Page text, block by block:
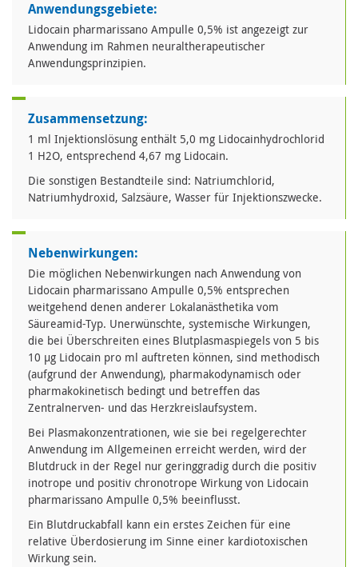
Anwendungsgebiete:
Lidocain pharmarissano Ampulle 0,5% ist angezeigt zur
Anwendung im Rahmen neuraltherapeutischer
Anwendungsprinzipien.
Zusammensetzung:
1 ml Injektionslösung enthält 5,0 mg Lidocainhydrochlorid
1 H2O, entsprechend 4,67 mg Lidocain.
Die sonstigen Bestandteile sind: Natriumchlorid,
Natriumhydroxid, Salzsäure, Wasser für Injektionszwecke.
Nebenwirkungen:
Die möglichen Nebenwirkungen nach Anwendung von
Lidocain pharmarissano Ampulle 0,5% entsprechen
weitgehend denen anderer Lokalanästhetika vom
Säureamid-Typ. Unerwünschte, systemische Wirkungen,
die bei Überschreiten eines Blutplasmaspiegels von 5 bis
10 µg Lidocain pro ml auftreten können, sind methodisch
(aufgrund der Anwendung), pharmakodynamisch oder
pharmakokinetisch bedingt und betreffen das
Zentralnerven- und das Herzkreislaufsystem.
Bei Plasmakonzentrationen, wie sie bei regelgerechter
Anwendung im Allgemeinen erreicht werden, wird der
Blutdruck in der Regel nur geringgradig durch die positiv
inotrope und positiv chronotrope Wirkung von Lidocain
pharmarissano Ampulle 0,5% beeinflusst.
Ein Blutdruckabfall kann ein erstes Zeichen für eine
relative Überdosierung im Sinne einer kardiotoxischen
Wirkung sein.